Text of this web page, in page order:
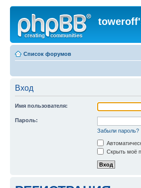
Список форумов
Вход
Имя пользователя:
Пароль:
Забыли пароль?
Скрыть моё